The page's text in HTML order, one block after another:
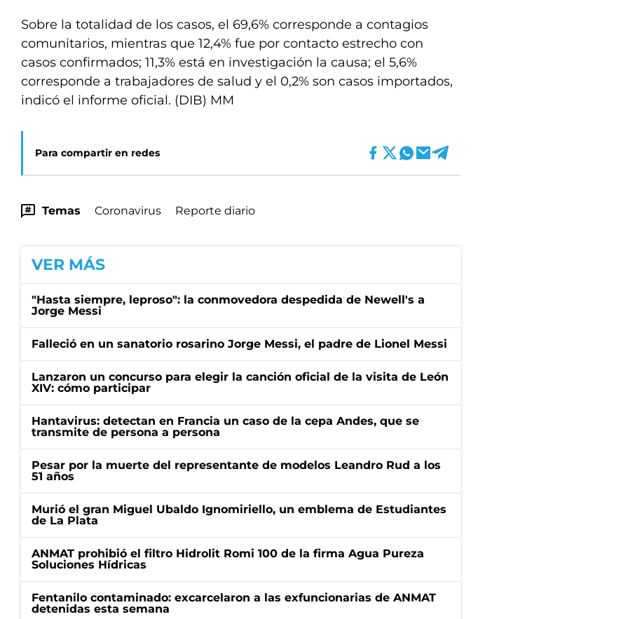
Sobre la totalidad de los casos, el 69,6% corresponde a contagios
comunitarios, mientras que 12,4% fue por contacto estrecho con
casos confirmados; 11,3% está en investigación la causa; el 5,6%
corresponde a trabajadores de salud y el 0,2% son casos importados,
indicó el informe oficial. (DIB) MM
Para compartir en redes
Temas Coronavirus Reporte diario
VER MÁS
"Hasta siempre, leproso": la conmovedora despedida de Newell's a
Jorge Messi
Falleció en un sanatorio rosarino Jorge Messi, el padre de Lionel Messi
Lanzaron un concurso para elegir la canción oficial de la visita de León
XIV: cómo participar
Hantavirus: detectan en Francia un caso de la cepa Andes, que se
transmite de persona a persona
Pesar por la muerte del representante de modelos Leandro Rud a los
51 años
Murió el gran Miguel Ubaldo Ignomiriello, un emblema de Estudiantes
de La Plata
ANMAT prohibió el filtro Hidrolit Romi 100 de la firma Agua Pureza
Soluciones Hídricas
Fentanilo contaminado: excarcelaron a las exfuncionarias de ANMAT
detenidas esta semana